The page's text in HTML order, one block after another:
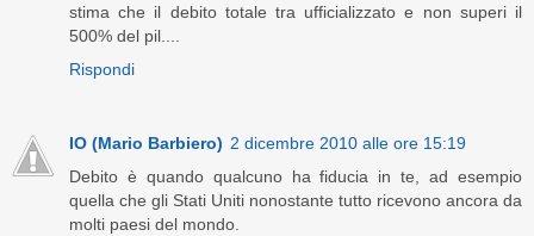
stima che il debito totale tra ufficializzato e non superi il
500% del pil....
Rispondi
IO (Mario Barbiero) 2 dicembre 2010 alle ore 15:19
Debito è quando qualcuno ha fiducia in te, ad esempio
quella che gli Stati Uniti nonostante tutto ricevono ancora da
molti paesi del mondo.